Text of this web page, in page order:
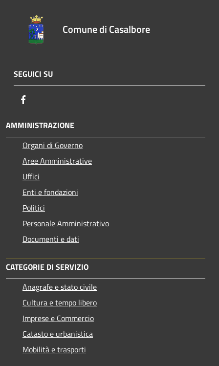
Comune di Casalbore
SEGUICI SU
AMMINISTRAZIONE
Organi di Governo
Aree Amministrative
Uffici
Enti e fondazioni
Politici
Personale Amministrativo
Documenti e dati
CATEGORIE DI SERVIZIO
Anagrafe e stato civile
Cultura e tempo libero
Imprese e Commercio
Catasto e urbanistica
Mobilità e trasporti